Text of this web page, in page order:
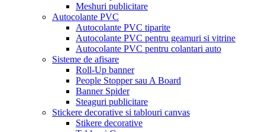
Meshuri publicitare
Autocolante PVC
Autocolante PVC tiparite
Autocolante PVC pentru geamuri si vitrine
Autocolante PVC pentru colantari auto
Sisteme de afisare
Roll-Up banner
People Stopper sau A Board
Banner Spider
Steaguri publicitare
Stickere decorative si tablouri canvas
Stikere decorative